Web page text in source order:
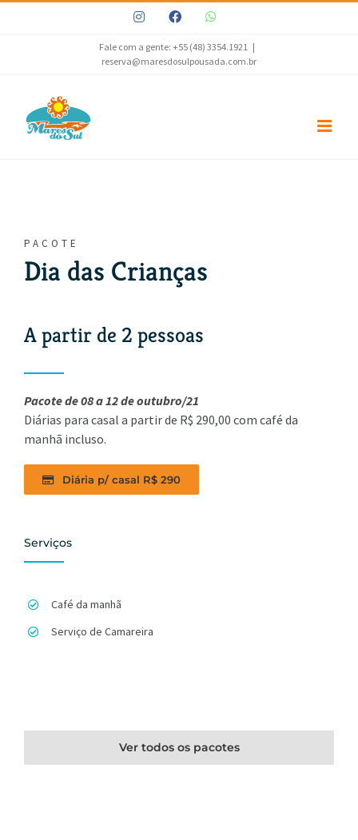
InstagramFacebook
Fale com a gente: +55 (48) 3354.1921 |
reserva@maresdosulpousada.com.br
PACOTE
Dia das Crianças
A partir de 2 pessoas
Pacote de 08 a 12 de outubro/21
Diárias para casal a partir de R$ 290,00 com café da
manhã incluso.
Diária p/ casal R$ 290
Serviços
Café da manhã
Serviço de Camareira
Ver todos os pacotes